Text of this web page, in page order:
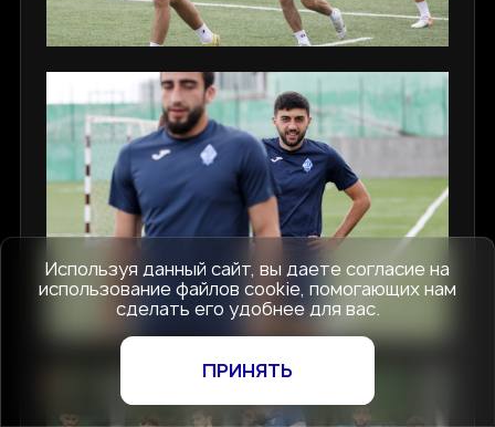
Используя данный сайт, вы даете согласие на
использование файлов cookie, помогающих нам
сделать его удобнее для вас.
ПРИНЯТЬ